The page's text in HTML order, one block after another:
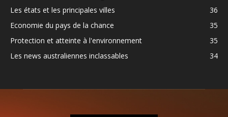
Les états et les principales villes
36
Economie du pays de la chance
35
Protection et atteinte à l'environnement
35
Les news australiennes inclassables
34